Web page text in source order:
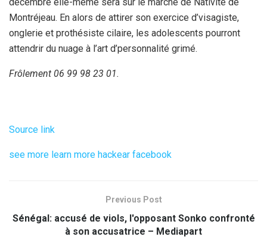
Montréjeau. En alors de attirer son exercice d’visagiste,
onglerie et prothésiste cilaire, les adolescents pourront
attendrir du nuage à l’art d’personnalité grimé.
Frôlement 06 99 98 23 01.
Source link
see more learn more hackear facebook
Previous Post
Sénégal: accusé de viols, l'opposant Sonko confronté
à son accusatrice – Mediapart